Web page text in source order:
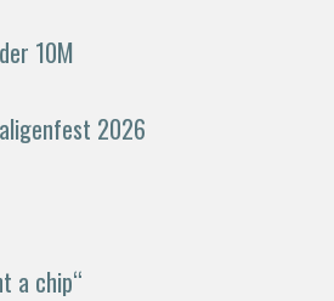
10M
2026
a chip“